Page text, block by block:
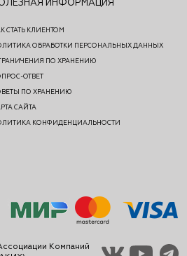
ИНФОРМАЦИЯ
СТАТЬ КЛИЕНТОМ
ОБРАБОТКИ ПЕРСОНАЛЬНЫХ ДАННЫХ
ПО ХРАНЕНИЮ
ОТВЕТ
ПО ХРАНЕНИЮ
САЙТА
КОНФИДЕНЦИАЛЬНОСТИ
Компаний